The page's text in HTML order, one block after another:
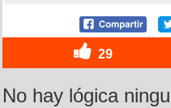
29
No hay lógica